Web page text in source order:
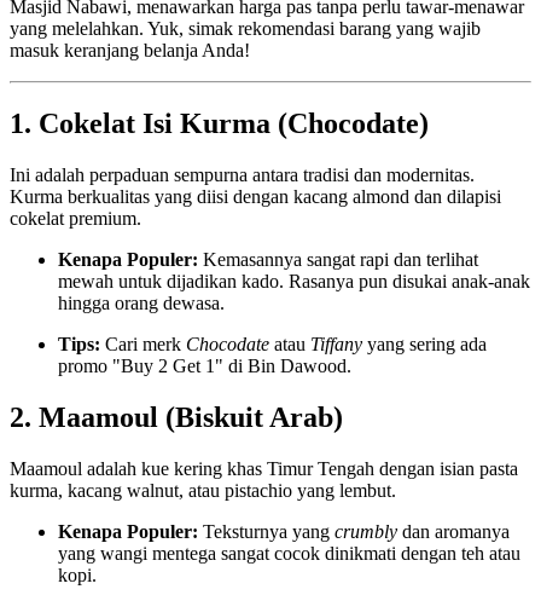
Masjid Nabawi, menawarkan harga pas tanpa perlu tawar-menawar
yang melelahkan. Yuk, simak rekomendasi barang yang wajib
masuk keranjang belanja Anda!
1. Cokelat Isi Kurma (Chocodate)
Ini adalah perpaduan sempurna antara tradisi dan modernitas.
Kurma berkualitas yang diisi dengan kacang almond dan dilapisi
cokelat premium.
Kenapa Populer: Kemasannya sangat rapi dan terlihat
mewah untuk dijadikan kado. Rasanya pun disukai anak-anak
hingga orang dewasa.
Tips: Cari merk Chocodate atau Tiffany yang sering ada
promo "Buy 2 Get 1" di Bin Dawood.
2. Maamoul (Biskuit Arab)
Maamoul adalah kue kering khas Timur Tengah dengan isian pasta
kurma, kacang walnut, atau pistachio yang lembut.
Kenapa Populer: Teksturnya yang crumbly dan aromanya
yang wangi mentega sangat cocok dinikmati dengan teh atau
kopi.